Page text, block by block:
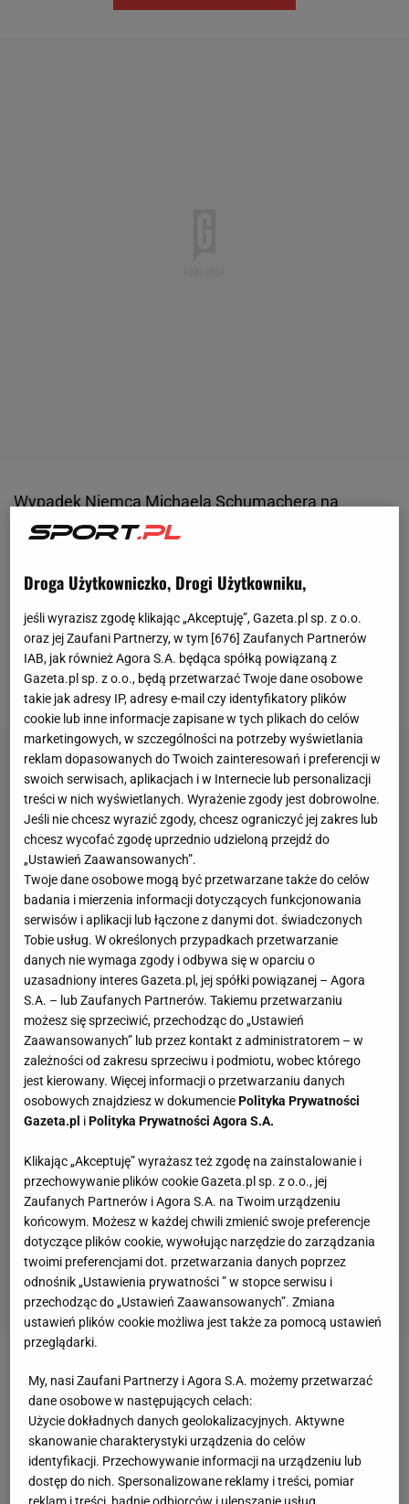
Wypadek Niemca Michaela Schumachera na
nartach pod koniec grudnia 2013 roku wstrząsnął
świata upadł i uderzył głową w wystający kawałek
farmakologicznej. Schumacher do dziś pozostaje
sparaliżowany i wymaga stałej opieki. Jego stan
zdrowia od lat owiany jest wielką tajemnicą.
Zobacz wideoKosecki ostro o piłkarzach Legii:
Otworzyć im drzwi i podziękować jak Feio kibicom z
Danii [To jest Sport.pl]
Flavio Briatore: Wolę pamiętać go w ten sposób, niż
Droga Użytkowniczko, Drogi Użytkowniku,
jeśli wyrazisz zgodę klikając „Akceptuję”, Gazeta.pl sp. z o.o.
oraz jej Zaufani Partnerzy, w tym [676] Zaufanych Partnerów
IAB, jak również Agora S.A. będąca spółką powiązaną z
Gazeta.pl sp. z o.o., będą przetwarzać Twoje dane osobowe
takie jak adresy IP, adresy e-mail czy identyfikatory plików
cookie lub inne informacje zapisane w tych plikach do celów
marketingowych, w szczególności na potrzeby wyświetlania
reklam dopasowanych do Twoich zainteresowań i preferencji w
swoich serwisach, aplikacjach i w Internecie lub personalizacji
treści w nich wyświetlanych. Wyrażenie zgody jest dobrowolne.
Jeśli nie chcesz wyrazić zgody, chcesz ograniczyć jej zakres lub
chcesz wycofać zgodę uprzednio udzieloną przejdź do
„Ustawień Zaawansowanych”.
Twoje dane osobowe mogą być przetwarzane także do celów
badania i mierzenia informacji dotyczących funkcjonowania
serwisów i aplikacji lub łączone z danymi dot. świadczonych
Tobie usług. W określonych przypadkach przetwarzanie
danych nie wymaga zgody i odbywa się w oparciu o
uzasadniony interes Gazeta.pl, jej spółki powiązanej – Agora
S.A. – lub Zaufanych Partnerów. Takiemu przetwarzaniu
możesz się sprzeciwić, przechodząc do „Ustawień
Zaawansowanych” lub przez kontakt z administratorem – w
zależności od zakresu sprzeciwu i podmiotu, wobec którego
jest kierowany. Więcej informacji o przetwarzaniu danych
osobowych znajdziesz w dokumenciePolityka Prywatności
Gazeta.pl iPolityka Prywatności Agora S.A.
Klikając „Akceptuję” wyrażasz też zgodę na zainstalowanie i
przechowywanie plików cookie Gazeta.pl sp. z o.o., jej
Zaufanych Partnerów i Agora S.A. na Twoim urządzeniu
końcowym. Możesz w każdej chwili zmienić swoje preferencje
dotyczące plików cookie, wywołując narzędzie do zarządzania
twoimi preferencjami dot. przetwarzania danych poprzez
odnośnik „Ustawienia prywatności ” w stopce serwisu i
przechodząc do „Ustawień Zaawansowanych”. Zmiana
ustawień plików cookie możliwa jest także za pomocą ustawień
przeglądarki.
My, nasi Zaufani Partnerzy i Agora S.A. możemy przetwarzać
dane osobowe w następujących celach:
Użycie dokładnych danych geolokalizacyjnych. Aktywne
skanowanie charakterystyki urządzenia do celów
identyfikacji. Przechowywanie informacji na urządzeniu lub
dostęp do nich. Spersonalizowane reklamy i treści, pomiar
reklam i treści, badnie odbiorców i ulepszanie usług.